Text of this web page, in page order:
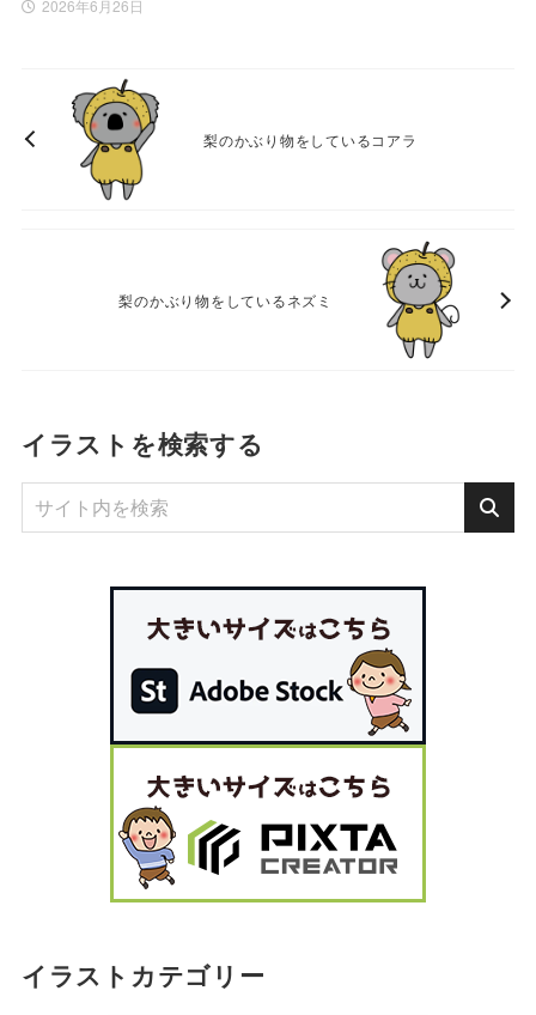
2026年6月26日
梨のかぶり物をしているコアラ
梨のかぶり物をしているネズミ
イラストを検索する
イラストカテゴリー